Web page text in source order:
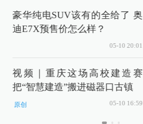
豪华纯电SUV该有的全给了 奥
迪E7X预售价怎么样？
05-10 20:01
视频｜重庆这场高校建造赛
把“智慧建造”搬进磁器口古镇
原创 05-10 16:59